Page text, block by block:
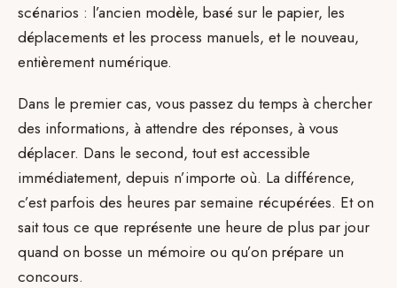
scénarios : l’ancien modèle, basé sur le papier, les
déplacements et les process manuels, et le nouveau,
entièrement numérique.
Dans le premier cas, vous passez du temps à chercher
des informations, à attendre des réponses, à vous
déplacer. Dans le second, tout est accessible
immédiatement, depuis n’importe où. La différence,
c’est parfois des heures par semaine récupérées. Et on
sait tous ce que représente une heure de plus par jour
quand on bosse un mémoire ou qu’on prépare un
concours.